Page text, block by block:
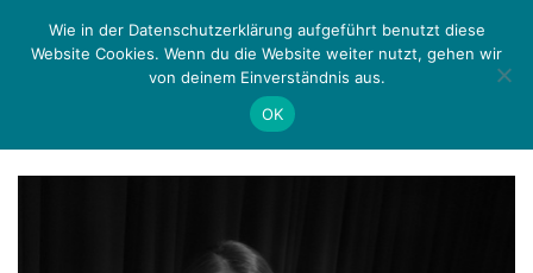
Zurück Menü
Stellwerksbrände
Wie in der Datenschutzerklärung aufgeführt benutzt diese
Website Cookies. Wenn du die Website weiter nutzt, gehen wir
von deinem Einverständnis aus.
OK